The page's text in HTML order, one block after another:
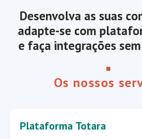
Desenvolva as suas
adapte-se com
e faça integrações
Os nossos
Plataforma Totara